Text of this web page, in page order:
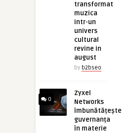
transformat
muzica
intr-un
univers
cultural
revine in
august
by b2bseo
0
Zyxel
Networks
îmbunătățește
guvernanța
în materie